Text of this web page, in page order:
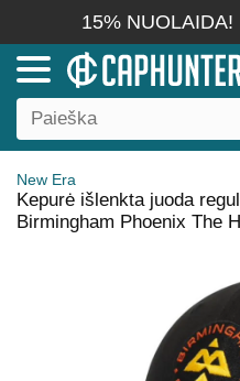
15% NUOLAIDA!
New Era
Kepurė išlenkta juoda
Birmingham Phoenix The